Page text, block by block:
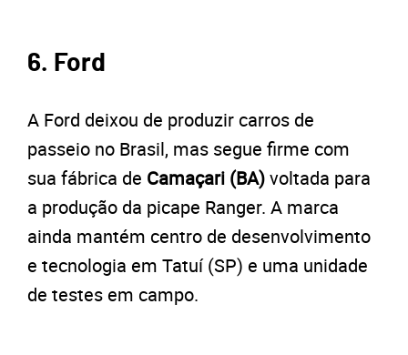
6. Ford
A Ford deixou de produzir carros de
passeio no Brasil, mas segue firme com
sua fábrica de Camaçari (BA)voltada para
a produção da picape Ranger. A marca
ainda mantém centro de desenvolvimento
e tecnologia em Tatuí (SP) e uma unidade
de testes em campo.